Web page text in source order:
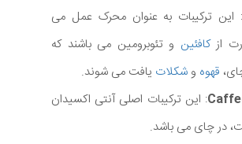
s: این ترکیبات به عنوان محرک عمل می
ازکافئین و تئوبرومین می باشند که
قهوه وشکلات یافت می شوند.
: این ترکیبات اصلی آنتی اکسیدان
در چای می باشد.